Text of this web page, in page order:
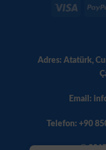
Adres: Atatürk,
Email:
Telefon: +90
©